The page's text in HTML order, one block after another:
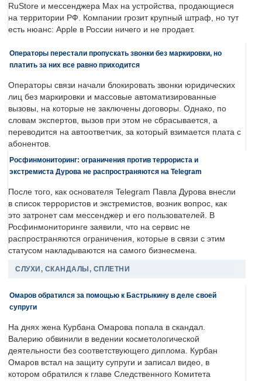
RuStore и мессенджера Max на устройства, продающиеся
на территории РФ. Компании грозит крупный штраф, но тут
есть нюанс: Apple в России ничего и не продает.
Операторы перестали пропускать звонки без маркировки, но
платить за них все равно приходится
Операторы связи начали блокировать звонки юридических
лиц без маркировки и массовые автоматизированные
вызовы, на которые не заключены договоры. Однако, по
словам экспертов, вызов при этом не сбрасывается, а
переводится на автоответчик, за который взимается плата с
абонентов.
Росфинмониторинг: ограничения против террориста и
экстремиста Дурова не распространяются на Telegram
После того, как основателя Telegram Павла Дурова внесли
в список террористов и экстремистов, возник вопрос, как
это затронет сам мессенджер и его пользователей. В
Росфинмониторинге заявили, что на сервис не
распространяются ограничения, которые в связи с этим
статусом накладываются на самого бизнесмена.
СЛУХИ, СКАНДАЛЫ, СПЛЕТНИ
Омаров обратился за помощью к Бастрыкину в деле своей
супруги
На днях жена Курбана Омарова попала в скандал.
Валерию обвинили в ведении косметологической
деятельности без соответствующего диплома. Курбан
Омаров встал на защиту супруги и записал видео, в
котором обратился к главе Следственного Комитета